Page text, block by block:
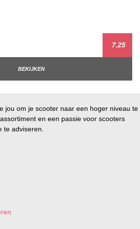
7.25
BEKIJKEN
jou om je scooter naar een hoger niveau te
en een passie voor scooters
te adviseren.